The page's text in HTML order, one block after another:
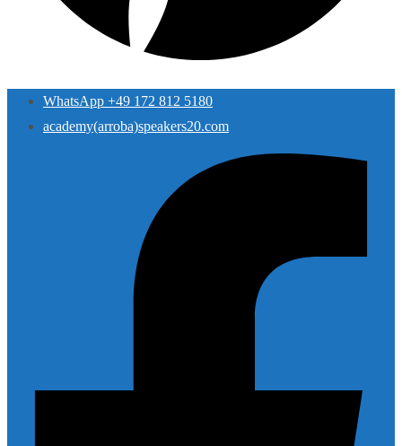
WhatsApp +49 172 812 5180
academy(arroba)speakers20.com